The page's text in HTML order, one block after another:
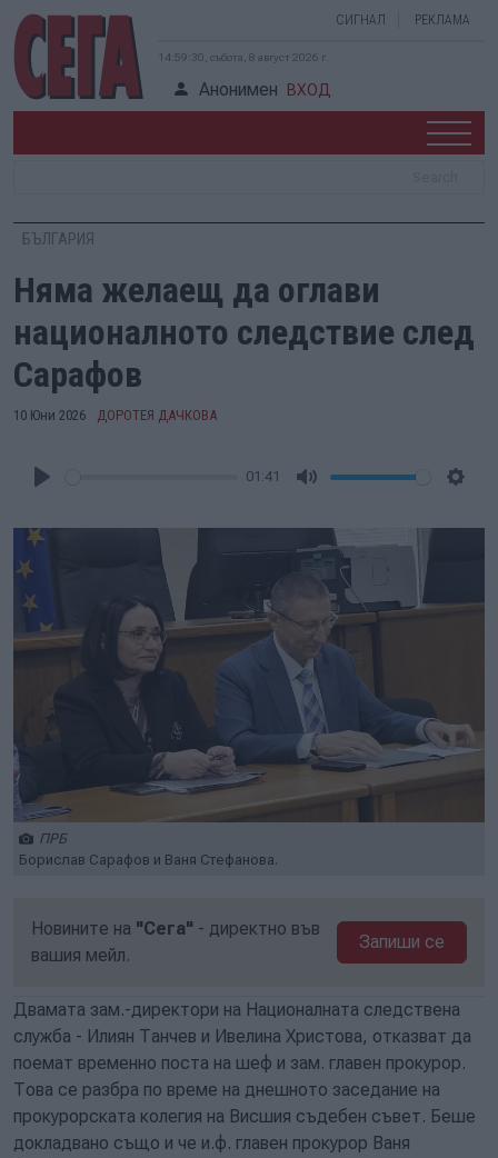
СИГНАЛ РЕКЛАМА
14:59:31, събота, 8 август 2026 г.
Анонимен ВХОД
БЪЛГАРИЯ
Няма желаещ да оглави
националното следствие след
Сарафов
10 Юни 2026 ДОРОТЕЯ ДАЧКОВА
01:41
ПРБ
Борислав Сарафов и Ваня Стефанова.
Новините на "Сега" - директно във
вашия мейл.
Запиши се
Двамата зам.-директори на Националната следствена
служба - Илиян Танчев и Ивелина Христова, отказват да
поемат временно поста на шеф и зам. главен прокурор.
Това се разбра по време на днешното заседание на
прокурорската колегия на Висшия съдебен съвет. Беше
докладвано също и че и.ф. главен прокурор Ваня